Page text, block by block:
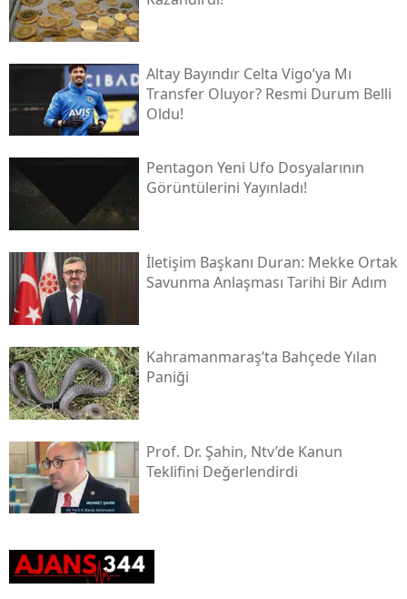
Altay Bayındır Celta Vigo’ya Mı
Transfer Oluyor? Resmi Durum Belli
Oldu!
Pentagon Yeni Ufo Dosyalarının
Görüntülerini Yayınladı!
İletişim Başkanı Duran: Mekke Ortak
Savunma Anlaşması Tarihi Bir Adım
Kahramanmaraş’ta Bahçede Yılan
Paniği
Prof. Dr. Şahin, Ntv’de Kanun
Teklifini Değerlendirdi